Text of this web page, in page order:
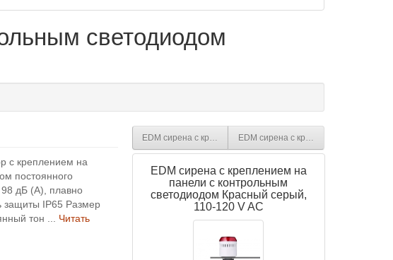
светодиодом
с креплением на
постоянного
98 дБ (A), плавно
защиты IP65 Размер
тон ... Читать
EDM сирена с креплением на панели с контрольным
EDM сирена с креплением на
EDM сирена с креплением на
панели с контрольным
светодиодом Красный серый,
110-120 V AC